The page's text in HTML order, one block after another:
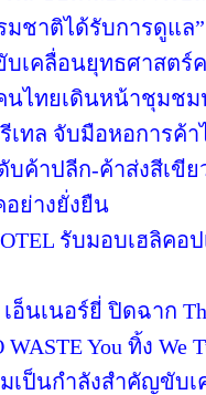
มชาติได้รับการดูแล”
เคลื่อนยุทธศาสตร์ค
ไทยเดินหน้าชุมชม
เทล จับมือหอการค้า
บค้าปลีก-ค้าส่งสีเขี
ย่างยั่งยืน
รับมอบเฮลิคอ
อ็นเนอร์ยี่ ปิดฉาก
WASTE You ทิ้ง
เป็นกำลังสำคัญขับเ